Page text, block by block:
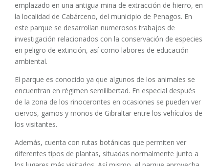
emplazado en una antigua mina de extracción de hierro, en
la localidad de Cabárceno, del municipio de Penagos. En
este parque se desarrollan numerosos trabajos de
investigación relacionados con la conservación de especies
en peligro de extinción, así como labores de educación
ambiental.
El parque es conocido ya que algunos de los animales se
encuentran en régimen semilibertad. En especial después
de la zona de los rinocerontes en ocasiones se pueden ver
ciervos, gamos y monos de Gibraltar entre los vehículos de
los visitantes.
Además, cuenta con rutas botánicas que permiten ver
diferentes tipos de plantas, situadas normalmente junto a